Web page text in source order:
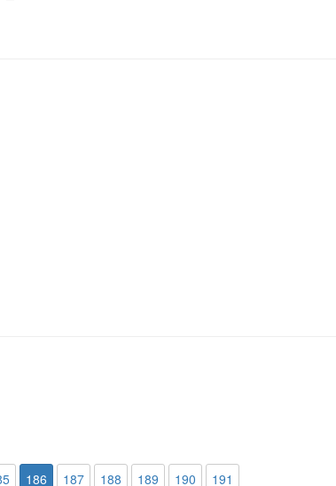
186 187 188 189 190 191